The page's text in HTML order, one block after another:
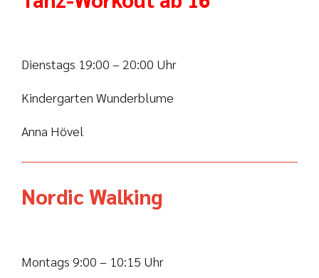
Dienstags 19:00 – 20:00 Uhr
Kindergarten Wunderblume
Anna Hövel
Nordic Walking
Montags 9:00 – 10:15 Uhr